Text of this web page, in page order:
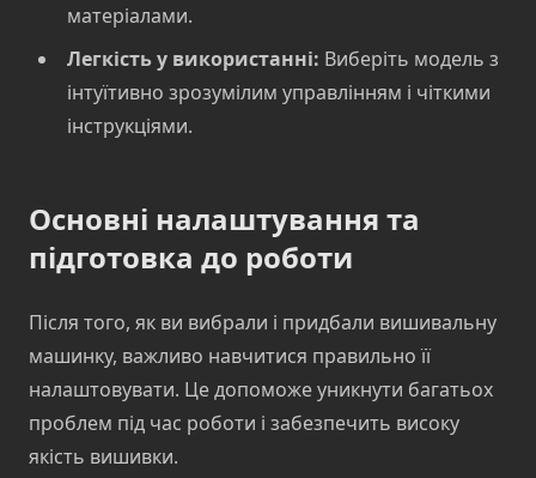
матеріалами.
Легкість у використанні: Виберіть модель з
інтуїтивно зрозумілим управлінням і чіткими
інструкціями.
Основні налаштування та
підготовка до роботи
Після того, як ви вибрали і придбали вишивальну
машинку, важливо навчитися правильно її
налаштовувати. Це допоможе уникнути багатьох
проблем під час роботи і забезпечить високу
якість вишивки.